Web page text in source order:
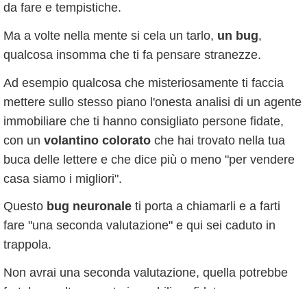
da fare e tempistiche.
Ma a volte nella mente si cela un tarlo, un bug,
qualcosa insomma che ti fa pensare stranezze.
Ad esempio qualcosa che misteriosamente ti faccia
mettere sullo stesso piano l'onesta analisi di un agente
immobiliare che ti hanno consigliato persone fidate,
con un volantino colorato che hai trovato nella tua
buca delle lettere e che dice più o meno "per vendere
casa siamo i migliori".
Questo bug neuronale ti porta a chiamarli e a farti
fare "una seconda valutazione" e qui sei caduto in
trappola.
Non avrai una seconda valutazione, quella potrebbe